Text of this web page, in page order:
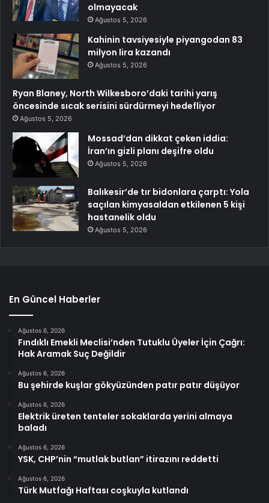
olmayacak
Ağustos 5, 2026
Kahinin tavsiyesiyle piyangodan 83
milyon lira kazandı
Ağustos 5, 2026
Ryan Blaney, North Wilkesboro’daki tarihi yarış
öncesinde sıcak serisini sürdürmeyi hedefliyor
Ağustos 5, 2026
Mossad’dan dikkat çeken iddia:
İran’ın gizli planı deşifre oldu
Ağustos 5, 2026
Balıkesir’de tır bidonlara çarptı: Yola
saçılan kimyasaldan etkilenen 5 kişi
hastanelik oldu
Ağustos 5, 2026
En Güncel Haberler
Ağustos 6, 2026
Fındıklı Emekli Meclisi’nden Tutuklu Üyeler İçin Çağrı:
Hak Aramak Suç Değildir
Ağustos 6, 2026
Bu şehirde kuşlar gökyüzünden patır patır düşüyor
Ağustos 6, 2026
Elektrik üreten tenteler sokaklarda yerini almaya
baladı
Ağustos 6, 2026
YSK, CHP’nin “mutlak butlan” itirazını reddetti
Ağustos 6, 2026
Türk Mutfağı Haftası coşkuyla kutlandı